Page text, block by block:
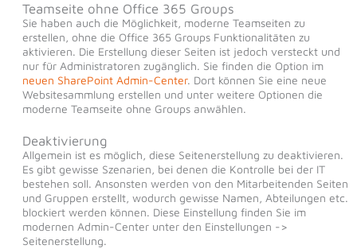
Teamseite ohne Office 365 Groups
Sie haben auch die Möglichkeit, moderne Teamseiten zu
erstellen, ohne die Office 365 Groups Funktionalitäten zu
aktivieren. Die Erstellung dieser Seiten ist jedoch versteckt und
nur für Administratoren zugänglich. Sie finden die Option im
neuen SharePoint Admin-Center. Dort können Sie eine neue
Websitesammlung erstellen und unter weitere Optionen die
moderne Teamseite ohne Groups anwählen.
Deaktivierung
Allgemein ist es möglich, diese Seitenerstellung zu deaktivieren.
Es gibt gewisse Szenarien, bei denen die Kontrolle bei der IT
bestehen soll. Ansonsten werden von den Mitarbeitenden Seiten
und Gruppen erstellt, wodurch gewisse Namen, Abteilungen etc.
blockiert werden können. Diese Einstellung finden Sie im
modernen Admin-Center unter den Einstellungen ->
Seitenerstellung.